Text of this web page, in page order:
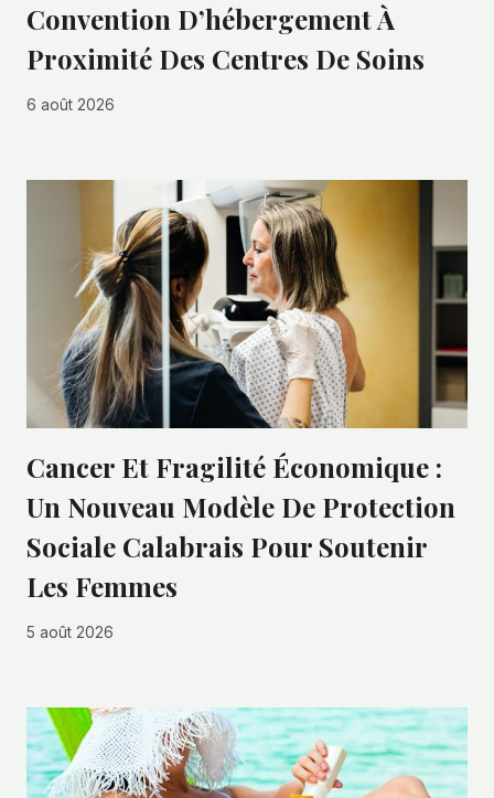
Convention D’hébergement À
Proximité Des Centres De Soins
6 août 2026
Cancer Et Fragilité Économique :
Un Nouveau Modèle De Protection
Sociale Calabrais Pour Soutenir
Les Femmes
5 août 2026